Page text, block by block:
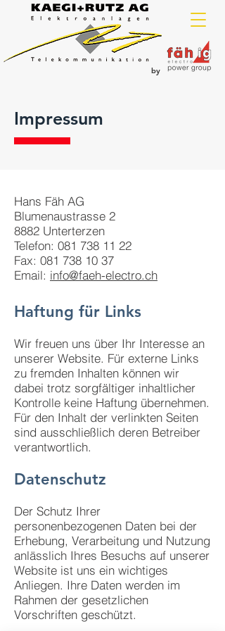
by
Impressum
Hans Fäh AG
Blumenaustrasse 2
8882 Unterterzen
Telefon: 081 738 11 22
Fax: 081 738 10 37
Email: info@faeh-electro.ch
Haftung für Links
Wir freuen uns über Ihr Interesse an
unserer Website. Für externe Links
zu fremden Inhalten können wir
dabei trotz sorgfältiger inhaltlicher
Kontrolle keine Haftung übernehmen.
Für den Inhalt der verlinkten Seiten
sind ausschließlich deren Betreiber
verantwortlich.
Datenschutz
Der Schutz Ihrer
personenbezogenen Daten bei der
Erhebung, Verarbeitung und Nutzung
anlässlich Ihres Besuchs auf unserer
Website ist uns ein wichtiges
Anliegen. Ihre Daten werden im
Rahmen der gesetzlichen
Vorschriften geschützt.